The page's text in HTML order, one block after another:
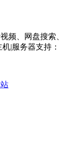
频、网盘搜索、
|服务器支持：